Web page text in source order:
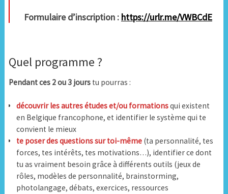
Formulaire d’inscription : https://urlr.me/VWBCdE
Quel programme ?
Pendant ces 2 ou 3 jourstu pourras :
découvrir les autres études et/ou formationsqui existent
en Belgique francophone, et identifier le système qui te
convient le mieux
te poser des questions sur toi-même (ta personnalité, tes
forces, tes intérêts, tes motivations…), identifier ce dont
tu as vraiment besoin grâce à différents outils (jeux de
rôles, modèles de personnalité, brainstorming,
photolangage, débats, exercices, ressources